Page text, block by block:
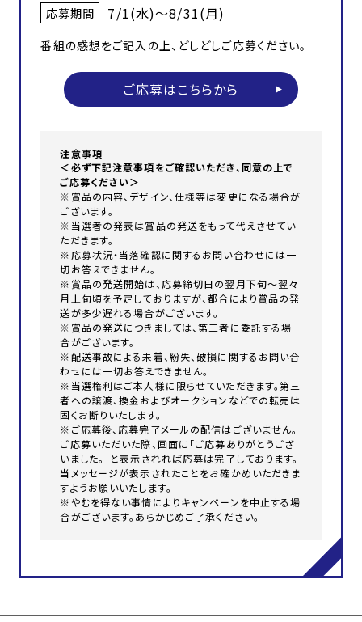
応募期間 7/1(水)～8/31(月)
番組の感想をご記入の上、どしどしご応募ください。
ご応募はこちらから
注意事項
＜必ず下記注意事項をご確認いただき、同意の上で
ご応募ください＞
※賞品の内容、デザイン、仕様等は変更になる場合が
ございます。
※当選者の発表は賞品の発送をもって代えさせてい
ただきます。
※応募状況・当落確認に関するお問い合わせには一
切お答えできません。
※賞品の発送開始は、応募締切日の翌月下旬～翌々
月上旬頃を予定しておりますが、都合により賞品の発
送が多少遅れる場合がございます。
※賞品の発送につきましては、第三者に委託する場
合がございます。
※配送事故による未着、紛失、破損に関するお問い合
わせには一切お答えできません。
※当選権利はご本人様に限らせていただきます。第三
者への譲渡、換金およびオークションなどでの転売は
固くお断りいたします。
※ご応募後、応募完了メールの配信はございません。
ご応募いただいた際、画面に「ご応募ありがとうござ
いました。」と表示されれば応募は完了しております。
当メッセージが表示されたことをお確かめいただきま
すようお願いいたします。
※やむを得ない事情によりキャンペーンを中止する場
合がございます。あらかじめご了承ください。